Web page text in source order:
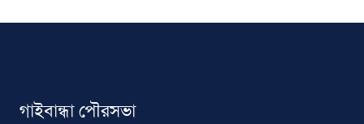
গাইবান্ধা পৌরসভা